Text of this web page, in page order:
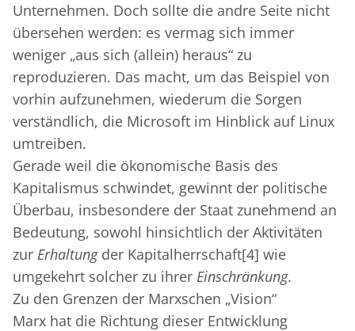
Unternehmen. Doch sollte die andre Seite nicht
übersehen werden: es vermag sich immer
weniger „aus sich (allein) heraus“ zu
reproduzieren. Das macht, um das Beispiel von
vorhin aufzunehmen, wiederum die Sorgen
verständlich, die Microsoft im Hinblick auf Linux
umtreiben.
Gerade weil die ökonomische Basis des
Kapitalismus schwindet, gewinnt der politische
Überbau, insbesondere der Staat zunehmend an
Bedeutung, sowohl hinsichtlich der Aktivitäten
zur Erhaltungder Kapitalherrschaft[4] wie
umgekehrt solcher zu ihrer Einschränkung.
Zu den Grenzen der Marxschen „Vision“
Marx hat die Richtung dieser Entwicklung